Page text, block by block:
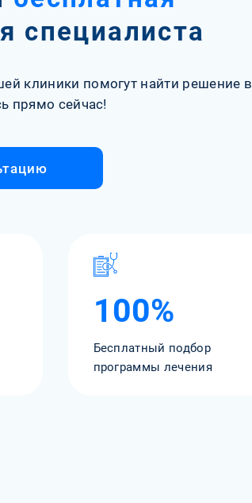
специалиста
клиники помогут найти решение в
прямо сейчас!
100%
Бесплатный подбор
программы лечения